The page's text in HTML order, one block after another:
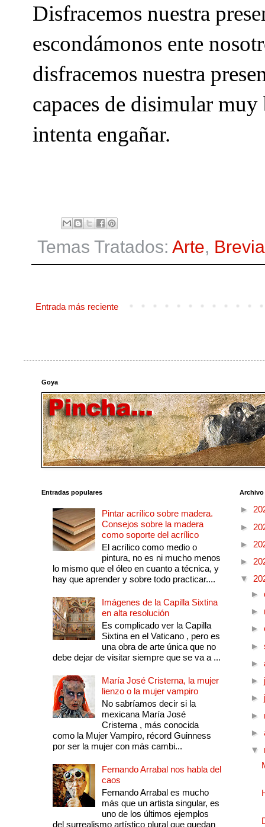
Disfracemos nuestra
escondámonos ente
disfracemos nuestra
capaces de disimular
intenta engañar.
Temas Tratados: Arte,
Entrada más reciente
Goya
Entradas populares
Pintar acrílico sobre madera.
Consejos sobre la madera
como soporte del acrílico
El acrílico como medio o
pintura, no es ni mucho menos
lo mismo que el óleo en cuanto a técnica, y
hay que aprender y sobre todo practicar....
Imágenes de la Capilla Sixtina
en alta resolución
Es complicado ver la Capilla
Sixtina en el Vaticano , pero es
una obra de arte única que no
debe dejar de visitar siempre que se va a ...
María José Cristerna, la mujer
lienzo o la mujer vampiro
No sabríamos decir si la
mexicana María José
Cristerna , más conocida
como la Mujer Vampiro, récord Guinness
por ser la mujer con más cambi...
Fernando Arrabal nos habla del
caos
Fernando Arrabal es mucho
más que un artista singular, es
uno de los últimos ejemplos
del surrealismo artístico plural que quedan
►
►
►
►
▼
►
►
►
►
►
►
►
►
►
▼